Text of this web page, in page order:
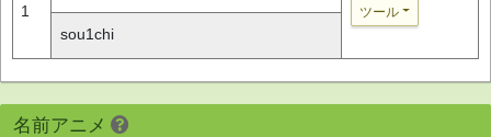
1 ツール
sou1chi
名前アニメ